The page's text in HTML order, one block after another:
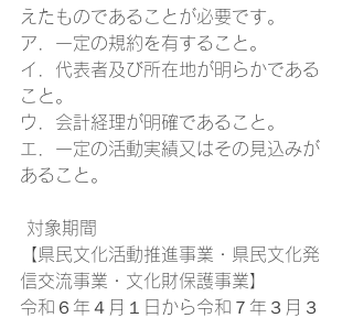
えたものであることが必要です。
ア．一定の規約を有すること。
イ．代表者及び所在地が明らかである
こと。
ウ．会計経理が明確であること。
エ．一定の活動実績又はその見込みが
あること。
対象期間
【県民文化活動推進事業・県民文化発
信交流事業・文化財保護事業】
令和６年４月１日から令和７年３月３